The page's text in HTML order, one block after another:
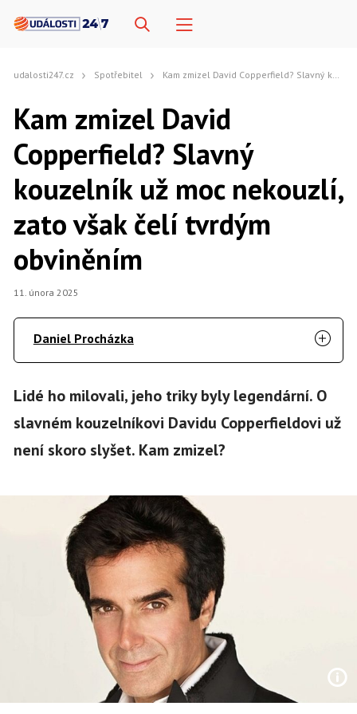
udalosti247.cz Spotřebitel Kam zmizel David Copperfield? Slavný kouzelník už moc nekouzlí, zato však čelí tvrdým obviněním
Kam zmizel David
Copperfield? Slavný
kouzelník už moc nekouzlí,
zato však čelí tvrdým
obviněním
11. února 2025
Daniel Procházka
Lidé ho milovali, jeho triky byly legendární. O
slavném kouzelníkovi Davidu Copperfieldovi už
není skoro slyšet. Kam zmizel?